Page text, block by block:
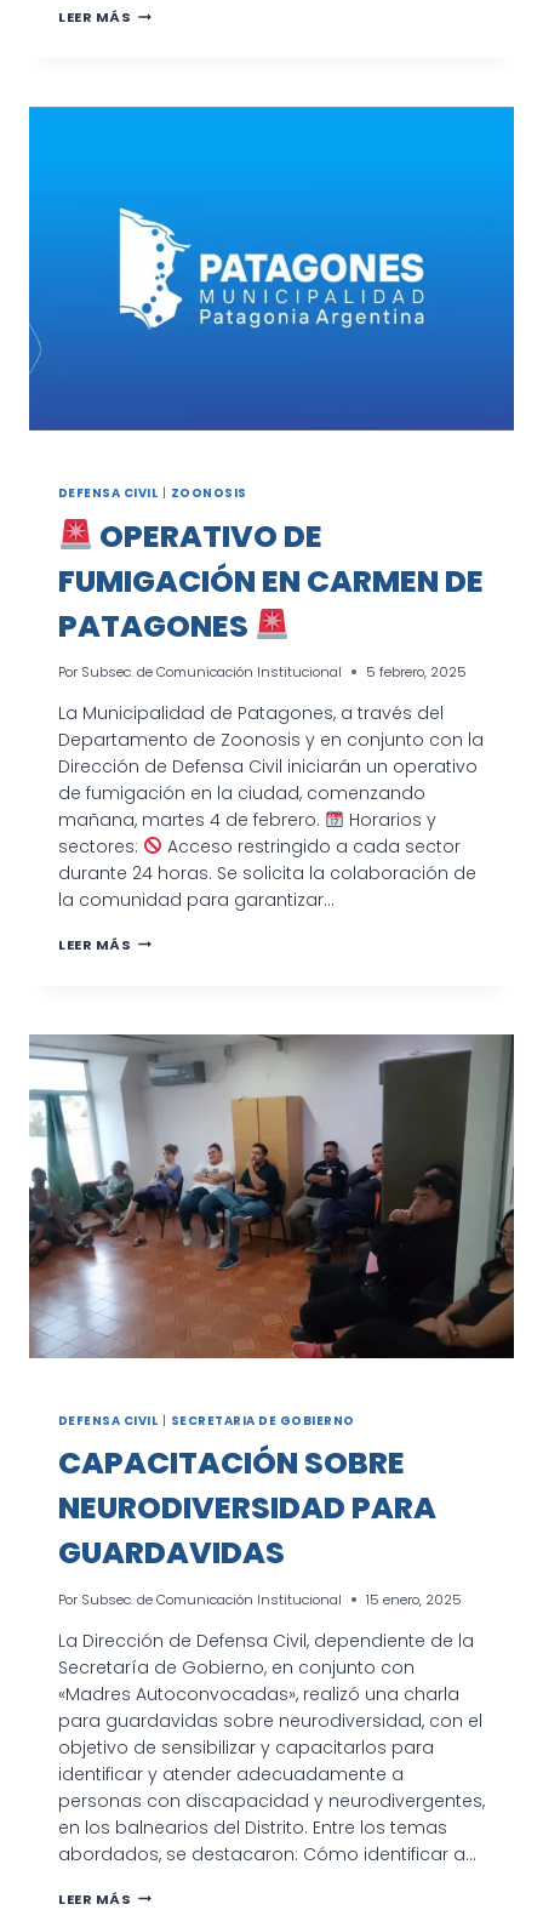
LEER MÁS ✍
EN
DEFENSA CIVIL | ZOONOSIS
OPERATIVO DE
FUMIGACIÓN EN CARMEN DE
PATAGONES
Por Subsec. de Comunicación Institucional 5 febrero, 2025
La Municipalidad de Patagones, a través del
Departamento de Zoonosis y en conjunto con la
Dirección de Defensa Civil iniciarán un operativo
de fumigación en la ciudad, comenzando
mañana, martes 4 de febrero.
Horarios y
sectores:
Acceso restringido a cada sector
durante 24 horas. Se solicita la colaboración de
la comunidad para garantizar…
LEER MÁS
CARMEN
DE
PATAGONES
DEFENSA CIVIL | SECRETARIA DE GOBIERNO
CAPACITACIÓN SOBRE
NEURODIVERSIDAD PARA
GUARDAVIDAS
Por Subsec. de Comunicación Institucional 15 enero, 2025
La Dirección de Defensa Civil, dependiente de la
Secretaría de Gobierno, en conjunto con
«Madres Autoconvocadas», realizó una charla
para guardavidas sobre neurodiversidad, con el
objetivo de sensibilizar y capacitarlos para
identificar y atender adecuadamente a
personas con discapacidad y neurodivergentes,
en los balnearios del Distrito. Entre los temas
abordados, se destacaron: Cómo identificar a…
LEER MÁS CAPACITACIÓN